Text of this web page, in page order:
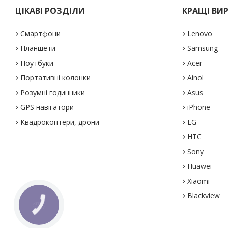
ЦІКАВІ РОЗДІЛИ
Смартфони
Планшети
Ноутбуки
Портативні колонки
Розумні годинники
GPS навігатори
Квадрокоптери, дрони
КРАЩІ
Lenovo
Samsung
Acer
Ainol
Asus
iPhone
LG
HTC
Sony
Huawei
Xiaomi
Blackview
КНОПКА
ЗВ'ЯЗКУ